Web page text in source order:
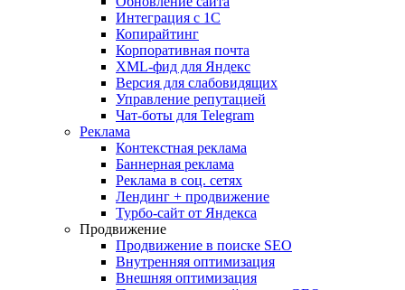
Интеграция с 1С
Копирайтинг
Корпоративная почта
XML-фид для Яндекс
Версия для слабовидящих
Управление репутацией
Чат-боты для Telegram
Реклама
Контекстная реклама
Баннерная реклама
Реклама в соц. сетях
Лендинг + продвижение
Турбо-сайт от Яндекса
Продвижение
Продвижение в поиске SEO
Внутренняя оптимизация
Внешняя оптимизация